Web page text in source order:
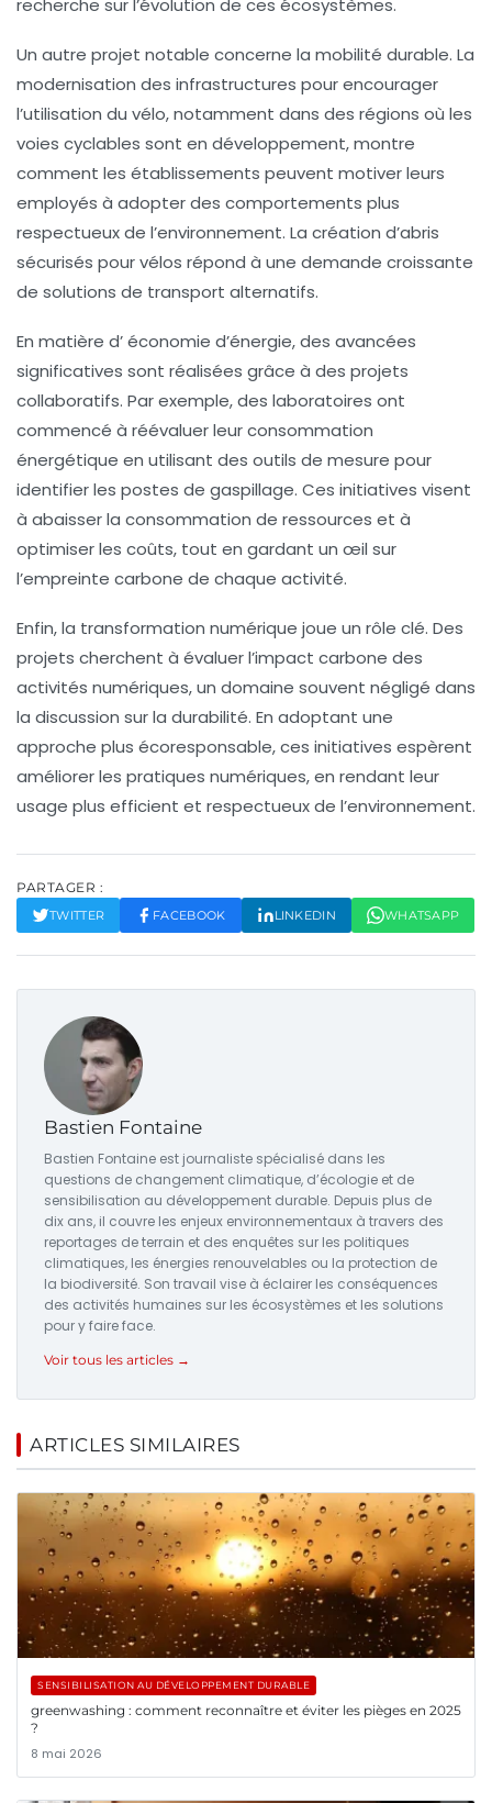
recherche sur l’évolution de ces écosystèmes.
Un autre projet notable concerne la mobilité durable. La
modernisation des infrastructures pour encourager
l’utilisation du vélo, notamment dans des régions où les
voies cyclables sont en développement, montre
comment les établissements peuvent motiver leurs
employés à adopter des comportements plus
respectueux de l’environnement. La création d’abris
sécurisés pour vélos répond à une demande croissante
de solutions de transport alternatifs.
En matière d’économie d’énergie, des avancées
significatives sont réalisées grâce à des projets
collaboratifs. Par exemple, des laboratoires ont
commencé à réévaluer leur consommation
énergétique en utilisant des outils de mesure pour
identifier les postes de gaspillage. Ces initiatives visent
à abaisser la consommation de ressources et à
optimiser les coûts, tout en gardant un œil sur
l’empreinte carbone de chaque activité.
Enfin, la transformation numérique joue un rôle clé. Des
projets cherchent à évaluer l’impact carbone des
activités numériques, un domaine souvent négligé dans
la discussion sur la durabilité. En adoptant une
approche plus écoresponsable, ces initiatives espèrent
améliorer les pratiques numériques, en rendant leur
usage plus efficient et respectueux de l’environnement.
PARTAGER :
TWITTER FACEBOOK LINKEDIN WHATSAPP
Bastien Fontaine
Bastien Fontaine est journaliste spécialisé dans les
questions de changement climatique, d’écologie et de
sensibilisation au développement durable. Depuis plus de
dix ans, il couvre les enjeux environnementaux à travers des
reportages de terrain et des enquêtes sur les politiques
climatiques, les énergies renouvelables ou la protection de
la biodiversité. Son travail vise à éclairer les conséquences
des activités humaines sur les écosystèmes et les solutions
pour y faire face.
Voir tous les articles →
ARTICLES SIMILAIRES
SENSIBILISATION AU DÉVELOPPEMENT DURABLE
greenwashing : comment reconnaître et éviter les pièges en 2025
?
8 mai 2026